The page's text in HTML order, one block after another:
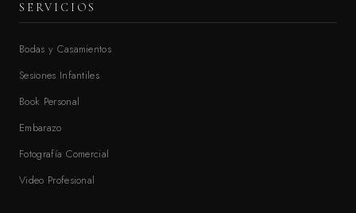
SERVICIOS
Bodas y Casamientos
Sesiones Infantiles
Book Personal
Embarazo
Fotografía Comercial
Video Profesional